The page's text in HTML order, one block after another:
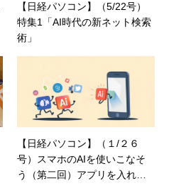
【日経パソコン】（5/22号）
特集1「AI時代の新ネット検索
術」
【日経パソコン】（１/２６
号）スマホのAIを使いこなそ
う（第二回）アプリを入れる